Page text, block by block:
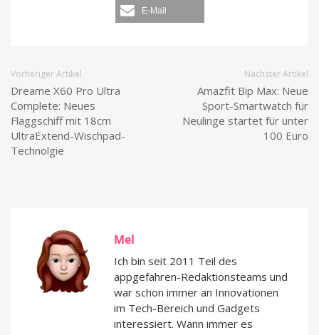
E-Mail
Vorheriger Artikel
Dreame X60 Pro Ultra
Complete: Neues
Flaggschiff mit 18cm
UltraExtend-Wischpad-
Technolgie
Nächster Artikel
Amazfit Bip Max: Neue
Sport-Smartwatch für
Neulinge startet für unter
100 Euro
Mel
Ich bin seit 2011 Teil des
appgefahren-Redaktionsteams und
war schon immer an Innovationen
im Tech-Bereich und Gadgets
interessiert. Wann immer es